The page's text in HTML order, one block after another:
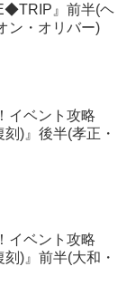
』前半(ヘ
ン・オリバー)
イベント攻略
刻)』後半(孝正・
イベント攻略
刻)』前半(大和・